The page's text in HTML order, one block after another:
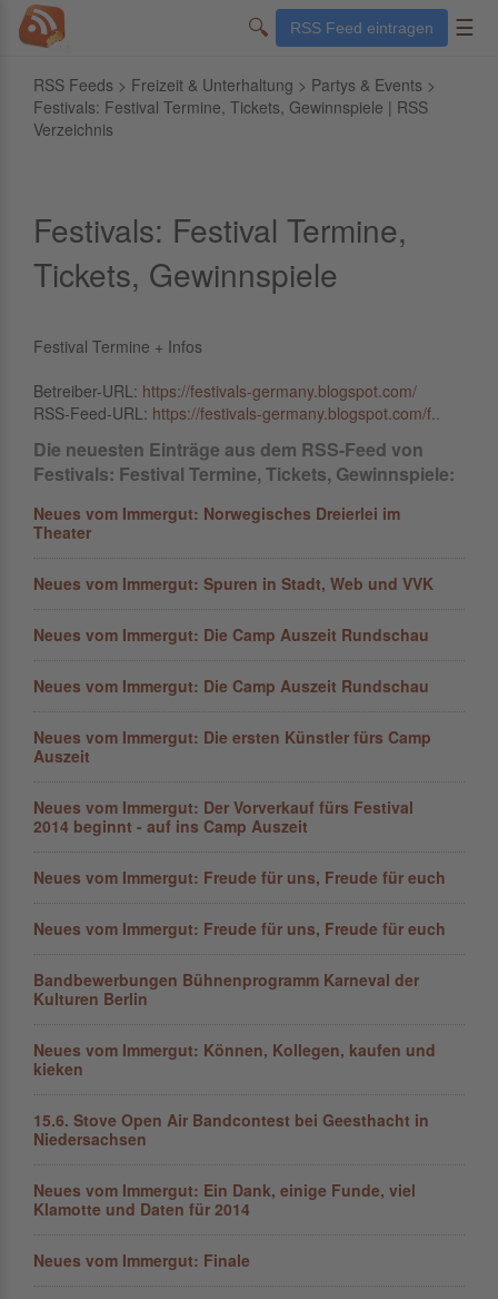
🔍 RSS Feed eintragen ☰
RSS Feeds > Freizeit & Unterhaltung > Partys & Events >
Festivals: Festival Termine, Tickets, Gewinnspiele | RSS
Verzeichnis
Festivals: Festival Termine,
Tickets, Gewinnspiele
Festival Termine + Infos
Betreiber-URL: https://festivals-germany.blogspot.com/
RSS-Feed-URL: https://festivals-germany.blogspot.com/f..
Die neuesten Einträge aus dem RSS-Feed von
Festivals: Festival Termine, Tickets, Gewinnspiele:
Neues vom Immergut: Norwegisches Dreierlei im
Theater
Neues vom Immergut: Spuren in Stadt, Web und VVK
Neues vom Immergut: Die Camp Auszeit Rundschau
Neues vom Immergut: Die Camp Auszeit Rundschau
Neues vom Immergut: Die ersten Künstler fürs Camp
Auszeit
Neues vom Immergut: Der Vorverkauf fürs Festival
2014 beginnt - auf ins Camp Auszeit
Neues vom Immergut: Freude für uns, Freude für euch
Neues vom Immergut: Freude für uns, Freude für euch
Bandbewerbungen Bühnenprogramm Karneval der
Kulturen Berlin
Neues vom Immergut: Können, Kollegen, kaufen und
kieken
15.6. Stove Open Air Bandcontest bei Geesthacht in
Niedersachsen
Neues vom Immergut: Ein Dank, einige Funde, viel
Klamotte und Daten für 2014
Neues vom Immergut: Finale